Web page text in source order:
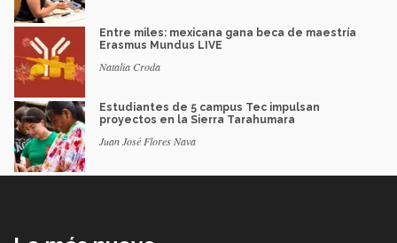
Entre miles: mexicana gana beca de maestría
Erasmus Mundus LIVE
Natalia Croda
Estudiantes de 5 campus Tec impulsan
proyectos en la Sierra Tarahumara
Juan José Flores Nava